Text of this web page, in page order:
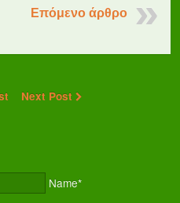
Επόμενο άρθρο
Next Post
Name*